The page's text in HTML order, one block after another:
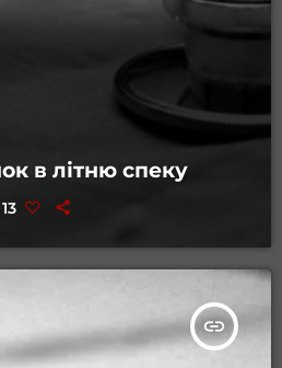
в літню спеку
13
insert_link